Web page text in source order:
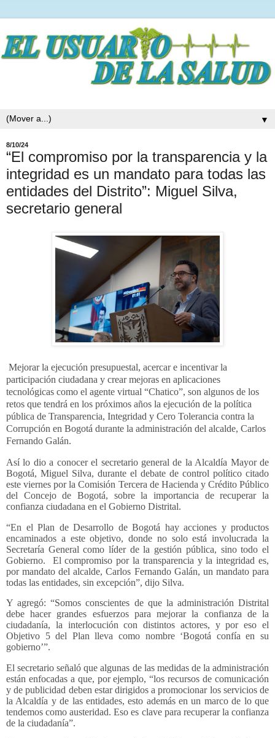
▼
8/10/24
“El compromiso por la transparencia y la
integridad es un mandato para todas las
entidades del Distrito”: Miguel Silva,
secretario general
Mejorar la ejecución presupuestal, acercar e incentivar la
participación ciudadana y crear mejoras en aplicaciones
tecnológicas como el agente virtual “Chatico”, son algunos de los
retos que tendrá en los próximos años la ejecución de la política
pública de Transparencia, Integridad y Cero Tolerancia contra la
Corrupción en Bogotá durante la administración del alcalde, Carlos
Fernando Galán.
Así lo dio a conocer el secretario general de la Alcaldía Mayor de
Bogotá, Miguel Silva, durante el debate de control político citado
este viernes por la Comisión Tercera de Hacienda y Crédito Público
del Concejo de Bogotá, sobre la importancia de recuperar la
confianza ciudadana en el Gobierno Distrital.
“En el Plan de Desarrollo de Bogotá hay acciones y productos
encaminados a este objetivo, donde no solo está involucrada la
Secretaría General como líder de la gestión pública, sino todo el
Gobierno. El compromiso por la transparencia y la integridad es,
por mandato del alcalde, Carlos Fernando Galán, un mandato para
todas las entidades, sin excepción”, dijo Silva.
Y agregó: “Somos conscientes de que la administración Distrital
debe hacer grandes esfuerzos para mejorar la confianza de la
ciudadanía, la interlocución con distintos actores, y por eso el
Objetivo 5 del Plan lleva como nombre ‘Bogotá confía en su
gobierno’”.
El secretario señaló que algunas de las medidas de la administración
están enfocadas a que, por ejemplo, “los recursos de comunicación
y de publicidad deben estar dirigidos a promocionar los servicios de
la Alcaldía y de las entidades, esto además en un marco de lo que
tendemos como austeridad. Eso es clave para recuperar la confianza
de la ciudadanía”.